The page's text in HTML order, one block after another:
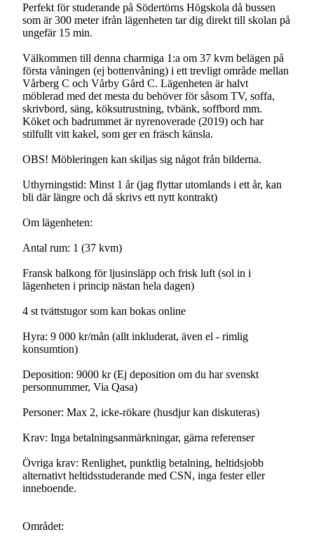
Perfekt för studerande på Södertörns Högskola då bussen
som är 300 meter ifrån lägenheten tar dig direkt till skolan på
ungefär 15 min.
Välkommen till denna charmiga 1:a om 37 kvm belägen på
första våningen (ej bottenvåning) i ett trevligt område mellan
Vårberg C och Vårby Gård C. Lägenheten är halvt
möblerad med det mesta du behöver för såsom TV, soffa,
skrivbord, säng, köksutrustning, tvbänk, soffbord mm.
Köket och badrummet är nyrenoverade (2019) och har
stilfullt vitt kakel, som ger en fräsch känsla.
OBS! Möbleringen kan skiljas sig något från bilderna.
Uthyrningstid: Minst 1 år (jag flyttar utomlands i ett år, kan
bli där längre och då skrivs ett nytt kontrakt)
Om lägenheten:
Antal rum: 1 (37 kvm)
Fransk balkong för ljusinsläpp och frisk luft (sol in i
lägenheten i princip nästan hela dagen)
4 st tvättstugor som kan bokas online
Hyra: 9 000 kr/mån (allt inkluderat, även el - rimlig
konsumtion)
Deposition: 9000 kr (Ej deposition om du har svenskt
personnummer, Via Qasa)
Personer: Max 2, icke-rökare (husdjur kan diskuteras)
Krav: Inga betalningsanmärkningar, gärna referenser
Övriga krav: Renlighet, punktlig betalning, heltidsjobb
alternativt heltidsstuderande med CSN, inga fester eller
inneboende.
Området: